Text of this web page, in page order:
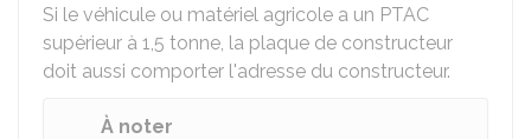
Si le véhicule ou matériel agricole a un PTAC
supérieur à 1,5 tonne, la plaque de constructeur
doit aussi comporter l'adresse du constructeur.
À noter